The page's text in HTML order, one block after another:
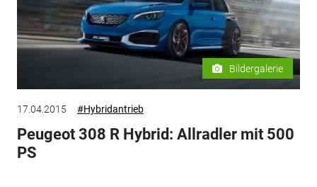
Bildergalerie
17.04.2015 #Hybridantrieb
Peugeot 308 R Hybrid: Allradler mit 500
PS